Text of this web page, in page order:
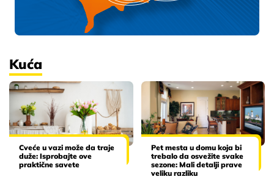
Kuća
Cveće u vazi može da traje
duže: Isprobajte ove
praktične savete
Pet mesta u domu koja bi
trebalo da osvežite svake
sezone: Mali detalji prave
veliku razliku